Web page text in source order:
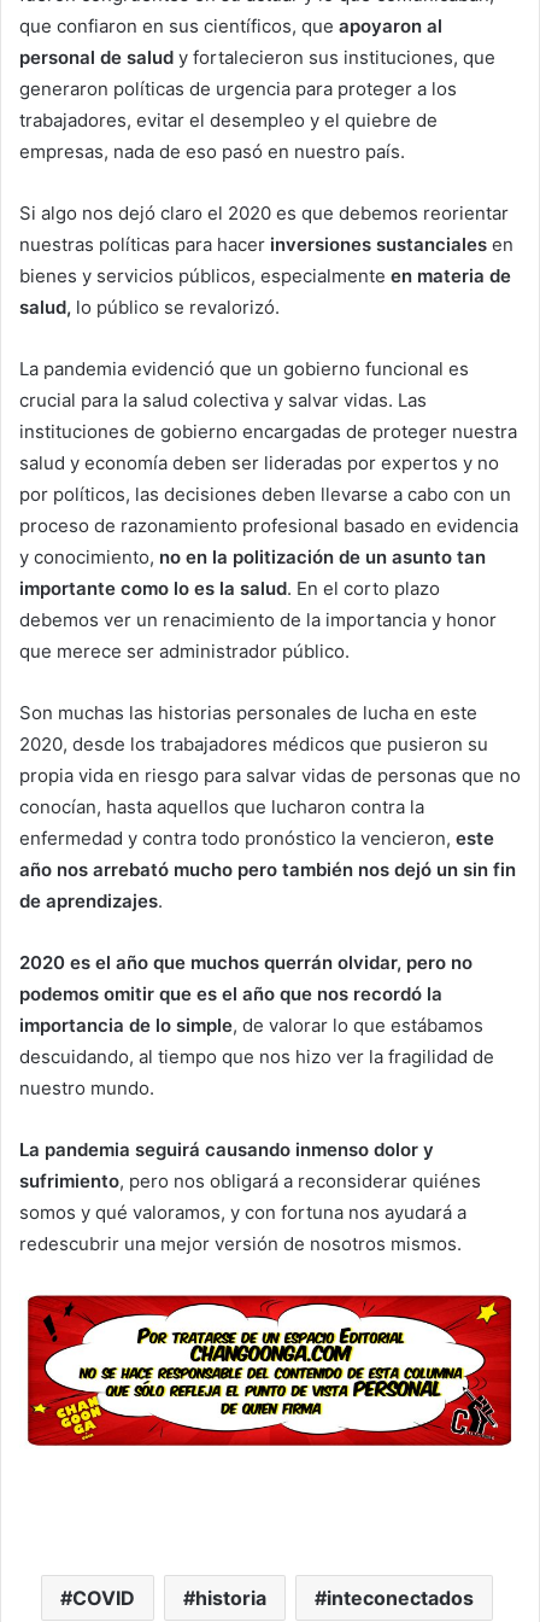
que confiaron en sus científicos, que apoyaron al
personal de salud y fortalecieron sus instituciones, que
generaron políticas de urgencia para proteger a los
trabajadores, evitar el desempleo y el quiebre de
empresas, nada de eso pasó en nuestro país.
Si algo nos dejó claro el 2020 es que debemos reorientar
nuestras políticas para hacer inversiones sustanciales en
bienes y servicios públicos, especialmente en materia de
salud, lo público se revalorizó.
La pandemia evidenció que un gobierno funcional es
crucial para la salud colectiva y salvar vidas. Las
instituciones de gobierno encargadas de proteger nuestra
salud y economía deben ser lideradas por expertos y no
por políticos, las decisiones deben llevarse a cabo con un
proceso de razonamiento profesional basado en evidencia
y conocimiento, no en la politización de un asunto tan
importante como lo es la salud. En el corto plazo
debemos ver un renacimiento de la importancia y honor
que merece ser administrador público.
Son muchas las historias personales de lucha en este
2020, desde los trabajadores médicos que pusieron su
propia vida en riesgo para salvar vidas de personas que no
conocían, hasta aquellos que lucharon contra la
enfermedad y contra todo pronóstico la vencieron, este
año nos arrebató mucho pero también nos dejó un sin fin
de aprendizajes.
2020 es el año que muchos querrán olvidar, pero no
podemos omitir que es el año que nos recordó la
importancia de lo simple, de valorar lo que estábamos
descuidando, al tiempo que nos hizo ver la fragilidad de
nuestro mundo.
La pandemia seguirá causando inmenso dolor y
sufrimiento, pero nos obligará a reconsiderar quiénes
somos y qué valoramos, y con fortuna nos ayudará a
redescubrir una mejor versión de nosotros mismos.
COVID historia inteconectados